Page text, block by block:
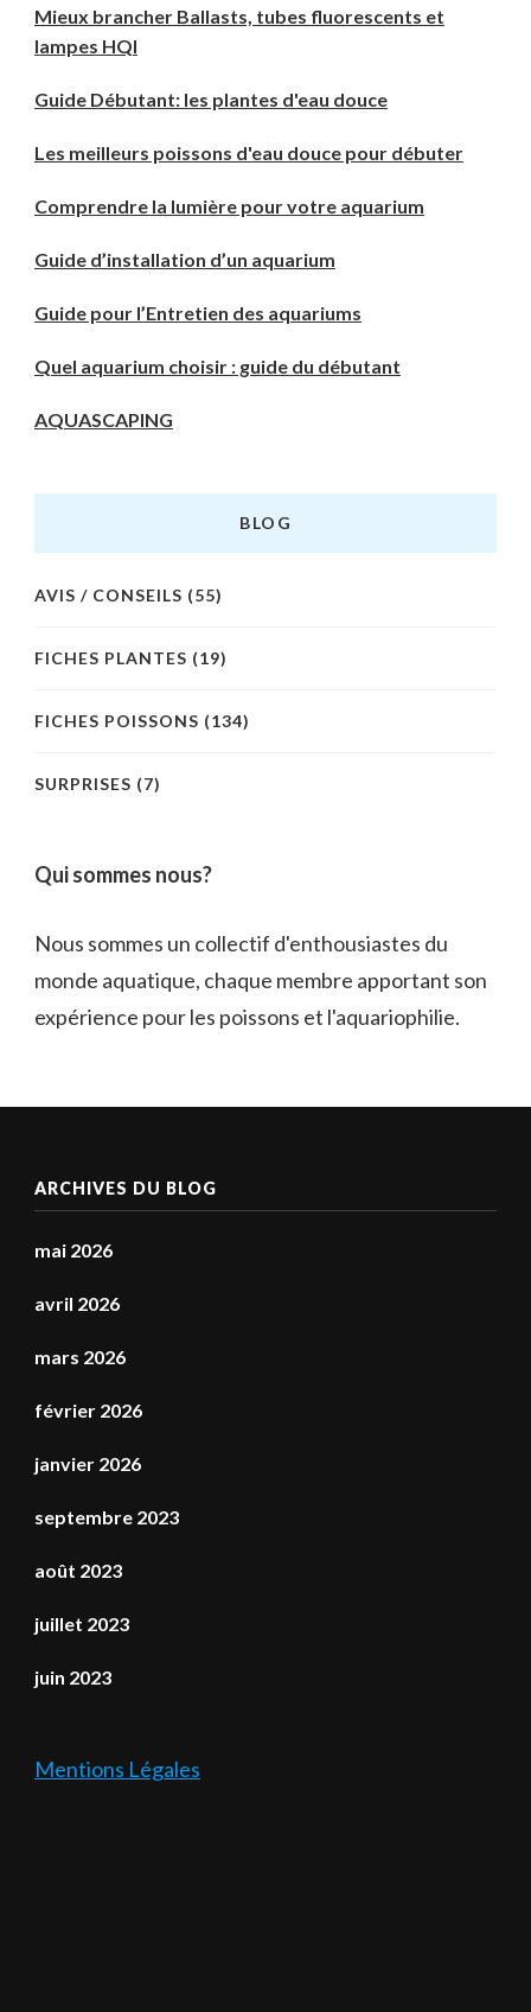
Mieux brancher Ballasts, tubes fluorescents et
lampes HQI
Guide Débutant: les plantes d'eau douce
Les meilleurs poissons d'eau douce pour débuter
Comprendre la lumière pour votre aquarium
Guide d’installation d’un aquarium
Guide pour l’Entretien des aquariums
Quel aquarium choisir : guide du débutant
AQUASCAPING
BLOG
AVIS / CONSEILS (55)
FICHES PLANTES (19)
FICHES POISSONS (134)
SURPRISES (7)
Qui sommes nous?
Nous sommes un collectif d'enthousiastes du
monde aquatique, chaque membre apportant son
expérience pour les poissons et l'aquariophilie.
ARCHIVES DU BLOG
mai 2026
avril 2026
mars 2026
février 2026
janvier 2026
septembre 2023
août 2023
juillet 2023
juin 2023
Mentions Légales